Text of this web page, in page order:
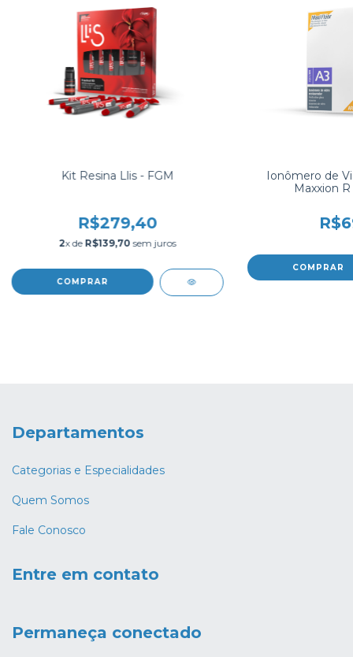
Kit Resina Llis - FGM
R$279,40
2x de R$139,70 sem juros
Ionômero de
Maxxion
Departamentos
Categorias e Especialidades
Quem Somos
Fale Conosco
Entre em contato
Permaneça conectado